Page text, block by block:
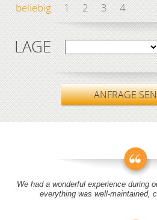
beliebig 1 2 3 4
LAGE
ANFRAGE
We had a wonderful experience during
everything was well-maintained,